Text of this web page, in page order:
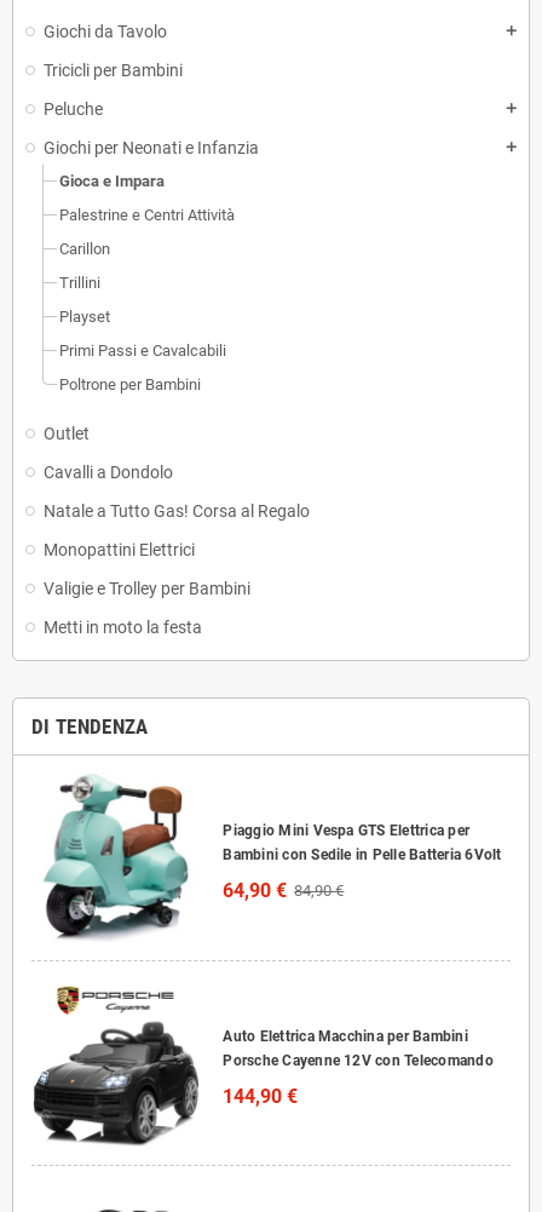
Giochi da Tavolo add
Tricicli per Bambini
Peluche
add
Giochi per Neonati e Infanzia add
Gioca e Impara
Palestrine e Centri Attività
Carillon
Trillini
Playset
Primi Passi e Cavalcabili
Poltrone per Bambini
Outlet
Cavalli a Dondolo
Natale a Tutto Gas! Corsa al Regalo
Monopattini Elettrici
Valigie e Trolley per Bambini
Metti in moto la festa
DI TENDENZA
Piaggio Mini Vespa GTS Elettrica per
Bambini con Sedile in Pelle Batteria 6Volt
64,90 € 84,90 €
Auto Elettrica Macchina per Bambini
Porsche Cayenne 12V con Telecomando
144,90 €